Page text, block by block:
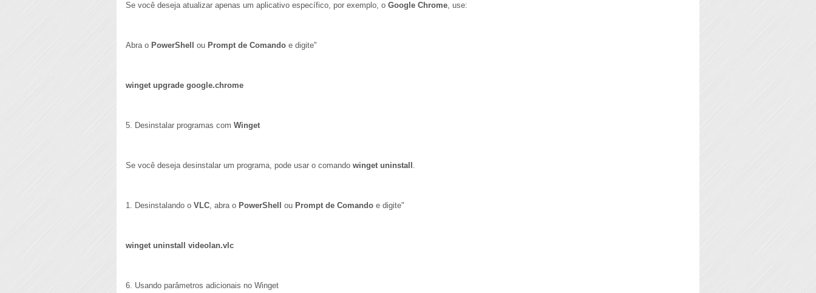
Se você deseja atualizar apenas um aplicativo específico, por exemplo, o Google Chrome, use:
Abra o PowerShell ou Prompt de Comando e digite"
winget upgrade google.chrome
5. Desinstalar programas com Winget
Se você deseja desinstalar um programa, pode usar o comando winget uninstall .
1. Desinstalando o VLC, abra o PowerShell ou Prompt de Comando e digite"
winget uninstall videolan.vlc
6. Usando parâmetros adicionais no Winget